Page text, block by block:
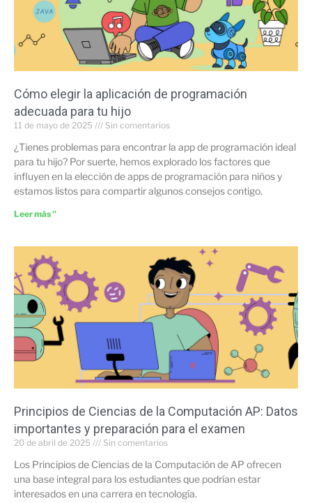
Cómo elegir la aplicación de programación
adecuada para tu hijo
11 de mayo de 2025 Sin comentarios
¿Tienes problemas para encontrar la app de programación ideal
para tu hijo? Por suerte, hemos explorado los factores que
influyen en la elección de apps de programación para niños y
estamos listos para compartir algunos consejos contigo.
Leer más "
Principios de Ciencias de la Computación AP: Datos
importantes y preparación para el examen
20 de abril de 2025 Sin comentarios
Los Principios de Ciencias de la Computación de AP ofrecen
una base integral para los estudiantes que podrían estar
interesados en una carrera en tecnología.